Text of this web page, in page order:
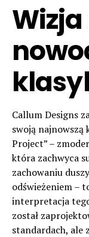
Callum Designs
swoją
Project” –
która zachwyca
zachowaniu
odświeżeniem –
interpretacja
został
standardach, ale